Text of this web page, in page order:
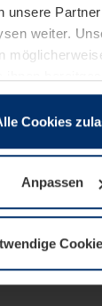
unsere
weiter.
Nutzung der
dieser
alle anderen
unserer
Cookies
Anpassen